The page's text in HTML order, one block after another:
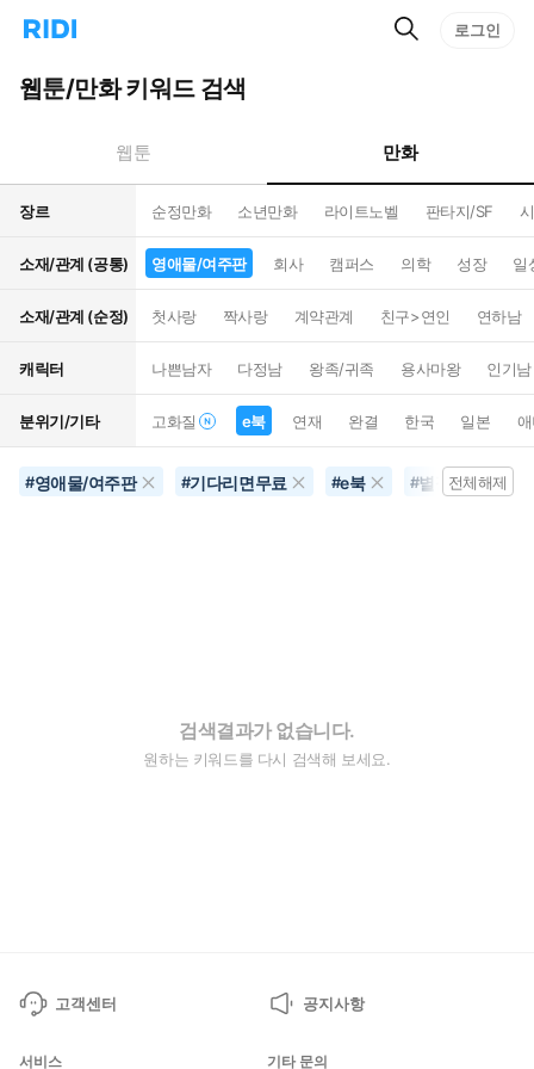
리
홈
으
턴
트
검
로그인
웹툰/만화 키워드 검색
웹툰 만화
장르 순정만화 소년만화 라이트노벨 판타지/SF
소재/관계 (공통) 영애물/여주판 회사 캠퍼스 의학 성장 일
소재/관계 (순정) 첫사랑 짝사랑 계약관계 친구>연인 연하남
캐릭터 나쁜남자 다정남 왕족/귀족 용사마왕 인기남
분위기/기타 고화질 e북 연재 완결 한국 일본
#영애물/여주판 #기다리면무료 #e북 #별점500개이상
전체해제
검색결과가 없습니다.
원하는 키워드를 다시 검색해 보세요.
고객센터 공지사항
서비스 기타 문의